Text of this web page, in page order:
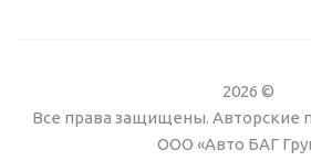
2026 ©
Все права защищены. Авторские
ООО «Авто БАГ